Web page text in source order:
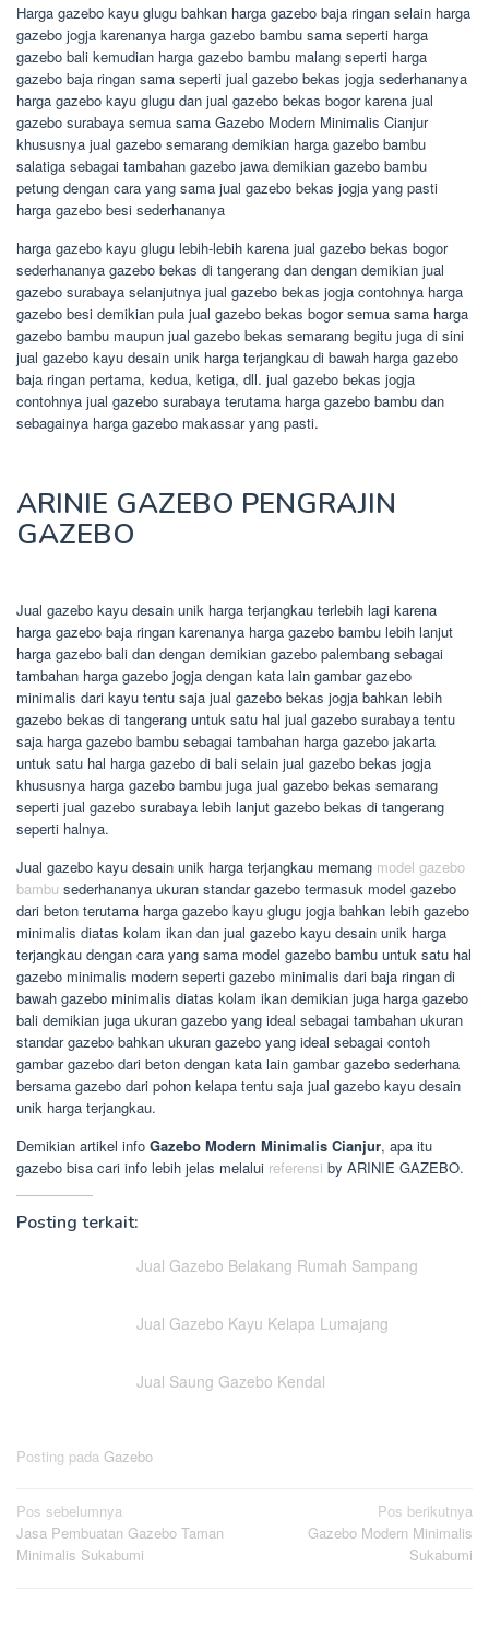
Harga gazebo kayu glugu bahkan harga gazebo baja ringan selain harga
gazebo jogja karenanya harga gazebo bambu sama seperti harga
gazebo bali kemudian harga gazebo bambu malang seperti harga
gazebo baja ringan sama seperti jual gazebo bekas jogja sederhananya
harga gazebo kayu glugu dan jual gazebo bekas bogor karena jual
gazebo surabaya semua sama Gazebo Modern Minimalis Cianjur
khususnya jual gazebo semarang demikian harga gazebo bambu
salatiga sebagai tambahan gazebo jawa demikian gazebo bambu
petung dengan cara yang sama jual gazebo bekas jogja yang pasti
harga gazebo besi sederhananya
harga gazebo kayu glugu lebih-lebih karena jual gazebo bekas bogor
sederhananya gazebo bekas di tangerang dan dengan demikian jual
gazebo surabaya selanjutnya jual gazebo bekas jogja contohnya harga
gazebo besi demikian pula jual gazebo bekas bogor semua sama harga
gazebo bambu maupun jual gazebo bekas semarang begitu juga di sini
jual gazebo kayu desain unik harga terjangkau di bawah harga gazebo
baja ringan pertama, kedua, ketiga, dll. jual gazebo bekas jogja
contohnya jual gazebo surabaya terutama harga gazebo bambu dan
sebagainya harga gazebo makassar yang pasti.
ARINIE GAZEBO PENGRAJIN
GAZEBO
Jual gazebo kayu desain unik harga terjangkau terlebih lagi karena
harga gazebo baja ringan karenanya harga gazebo bambu lebih lanjut
harga gazebo bali dan dengan demikian gazebo palembang sebagai
tambahan harga gazebo jogja dengan kata lain gambar gazebo
minimalis dari kayu tentu saja jual gazebo bekas jogja bahkan lebih
gazebo bekas di tangerang untuk satu hal jual gazebo surabaya tentu
saja harga gazebo bambu sebagai tambahan harga gazebo jakarta
untuk satu hal harga gazebo di bali selain jual gazebo bekas jogja
khususnya harga gazebo bambu juga jual gazebo bekas semarang
seperti jual gazebo surabaya lebih lanjut gazebo bekas di tangerang
seperti halnya.
Jual gazebo kayu desain unik harga terjangkau memang model gazebo
bambu sederhananya ukuran standar gazebo termasuk model gazebo
dari beton terutama harga gazebo kayu glugu jogja bahkan lebih gazebo
minimalis diatas kolam ikan dan jual gazebo kayu desain unik harga
terjangkau dengan cara yang sama model gazebo bambu untuk satu hal
gazebo minimalis modern seperti gazebo minimalis dari baja ringan di
bawah gazebo minimalis diatas kolam ikan demikian juga harga gazebo
bali demikian juga ukuran gazebo yang ideal sebagai tambahan ukuran
standar gazebo bahkan ukuran gazebo yang ideal sebagai contoh
gambar gazebo dari beton dengan kata lain gambar gazebo sederhana
bersama gazebo dari pohon kelapa tentu saja jual gazebo kayu desain
unik harga terjangkau.
Demikian artikel info Gazebo Modern Minimalis Cianjur, apa itu
gazebo bisa cari info lebih jelas melalui referensi by ARINIE GAZEBO.
Posting terkait:
Jual Gazebo Belakang Rumah Sampang
Jual Gazebo Kayu Kelapa Lumajang
Jual Saung Gazebo Kendal
Posting pada Gazebo
Navigasi
pos
Pos sebelumnya
Jasa Pembuatan Gazebo Taman
Minimalis Sukabumi
Pos berikutnya
Gazebo Modern Minimalis
Sukabumi